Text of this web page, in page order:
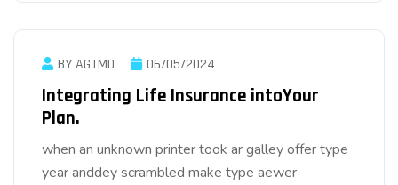
BY AGTMD 06/05/2024
Integrating Life Insurance intoYour
Plan.
when an unknown printer took ar galley offer type
year anddey scrambled make type aewer